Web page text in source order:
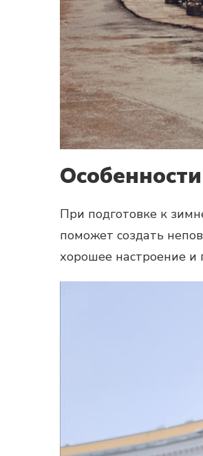
При подготовке к
поможет создать
хорошее настроение и